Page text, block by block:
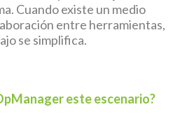
Cuando existe un medio
entre herramientas,
se simplifica.
este escenario?